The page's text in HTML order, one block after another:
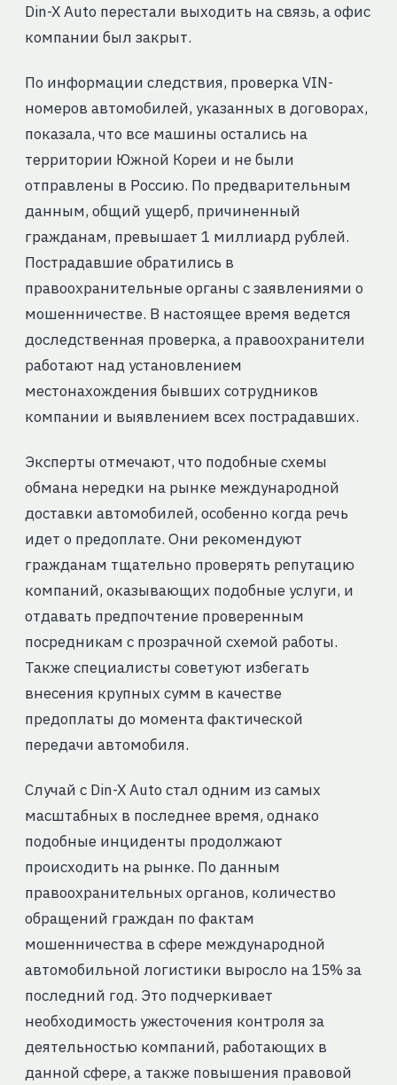
Din-X Auto перестали выходить на связь, а офис
компании был закрыт.
По информации следствия, проверка VIN-
номеров автомобилей, указанных в договорах,
показала, что все машины остались на
территории Южной Кореи и не были
отправлены в Россию. По предварительным
данным, общий ущерб, причиненный
гражданам, превышает 1 миллиард рублей.
Пострадавшие обратились в
правоохранительные органы с заявлениями о
мошенничестве. В настоящее время ведется
доследственная проверка, а правоохранители
работают над установлением
местонахождения бывших сотрудников
компании и выявлением всех пострадавших.
Эксперты отмечают, что подобные схемы
обмана нередки на рынке международной
доставки автомобилей, особенно когда речь
идет о предоплате. Они рекомендуют
гражданам тщательно проверять репутацию
компаний, оказывающих подобные услуги, и
отдавать предпочтение проверенным
посредникам с прозрачной схемой работы.
Также специалисты советуют избегать
внесения крупных сумм в качестве
предоплаты до момента фактической
передачи автомобиля.
Случай с Din-X Auto стал одним из самых
масштабных в последнее время, однако
подобные инциденты продолжают
происходить на рынке. По данным
правоохранительных органов, количество
обращений граждан по фактам
мошенничества в сфере международной
автомобильной логистики выросло на 15% за
последний год. Это подчеркивает
необходимость ужесточения контроля за
деятельностью компаний, работающих в
данной сфере, а также повышения правовой